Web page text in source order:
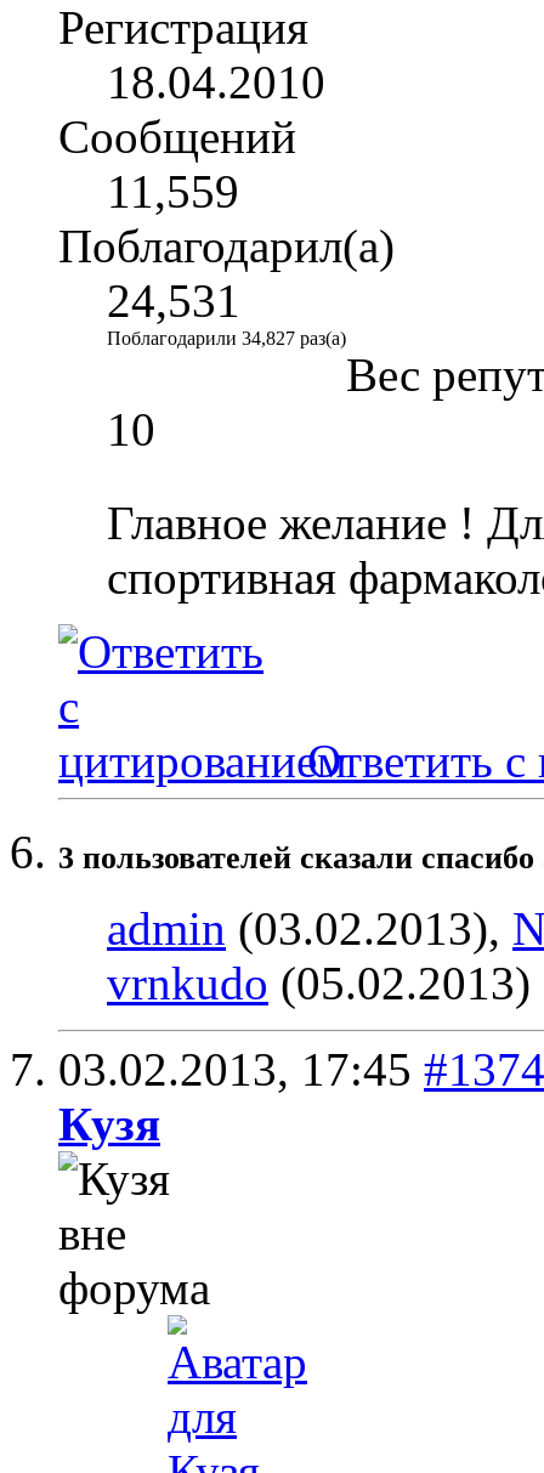
Регистрация
18.04.2010
Сообщений
11,559
Поблагодарил(а)
24,531
Поблагодарили 34,827 раз(а)
Вес
10
Главное желание !
спортивная
Ответить с
3 пользователей сказали
admin (03.02.2013),
vrnkudo (05.02.2013)
03.02.2013, 17:45 #1374
Кузя